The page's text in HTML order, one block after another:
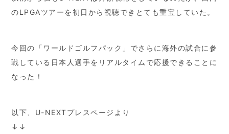
のLPGAツアーを初日から視聴できとても重宝していた。
今回の「ワールドゴルフパック」でさらに海外の試合に参
戦している日本人選手をリアルタイムで応援できることに
なった！
以下、U-NEXTプレスページより
↓↓